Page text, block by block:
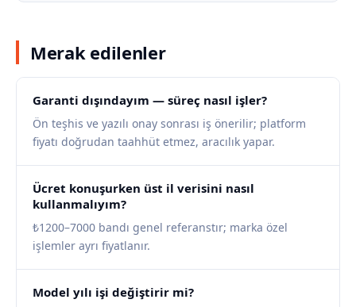
Merak edilenler
Garanti dışındayım — süreç nasıl işler?
Ön teşhis ve yazılı onay sonrası iş önerilir; platform
fiyatı doğrudan taahhüt etmez, aracılık yapar.
Ücret konuşurken üst il verisini nasıl
kullanmalıyım?
₺1200–7000 bandı genel referanstır; marka özel
işlemler ayrı fiyatlanır.
Model yılı işi değiştirir mi?